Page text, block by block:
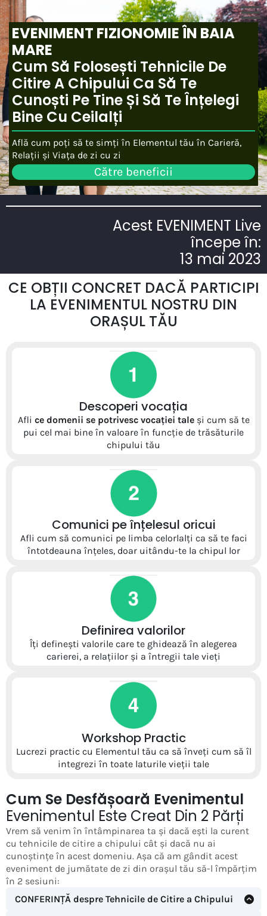
EVENIMENT FIZIONOMIE ÎN BAIA
MARE
Cum Să Folosești Tehnicile De
Citire A Chipului Ca Să Te
Cunoști Pe Tine Și Să Te Înțelegi
Bine Cu Ceilalți
Află cum poți să te simți în Elementul tău în Carieră,
Relații și Viața de zi cu zi
Către beneficii
Acest EVENIMENT Live
începe în:
13 mai 2023
CE OBȚII CONCRET DACĂ PARTICIPI
LA EVENIMENTUL NOSTRU DIN
ORAȘUL TĂU
Descoperi vocația
Afli ce domenii se potrivesc vocației taleși cum să te
pui cel mai bine în valoare în funcție de trăsăturile
chipului tău
Comunici pe înțelesul oricui
Afli cum să comunici pe limba celorlalți ca să te faci
întotdeauna înțeles, doar uitându-te la chipul lor
Definirea valorilor
Îți definești valorile care te ghidează în alegerea
carierei, a relațiilor și a întregii tale vieți
Workshop Practic
Lucrezi practic cu Elementul tău ca să înveți cum să îl
integrezi în toate laturile vieții tale
Cum Se Desfășoară Evenimentul
Evenimentul Este Creat Din 2 Părți
Vrem să venim în întâmpinarea ta și dacă ești la curent
cu tehnicile de citire a chipului cât și dacă nu ai
cunoștințe în acest domeniu. Așa că am gândit acest
eveniment de jumătate de zi din orașul tău să-l împărțim
în 2 sesiuni:
CONFERINȚĂ despre Tehnicile de Citire a Chipului